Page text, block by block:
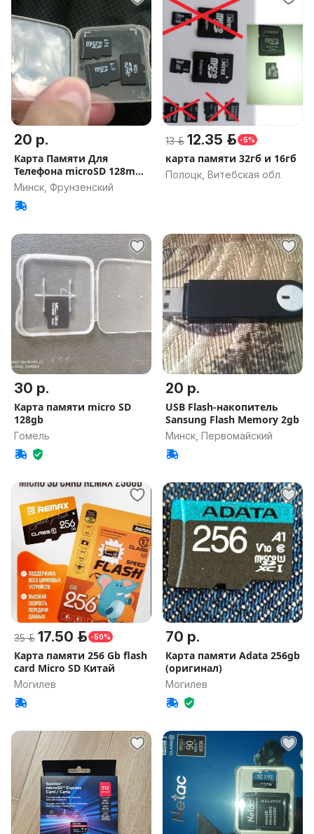
20 р.
Карта Памяти Для
Телефона microSD 128mb
1 Gb 2 Gb
Минск, Фрунзенский
13 р. 12.35 р. -5%
карта памяти 32гб и 16гб
Полоцк, Витебская обл.
30 р.
Карта памяти micro SD
128gb
Гомель
20 р.
USB Flash-накопитель
Sansung Flash Memory 2gb
Минск, Первомайский
35 р. 17.50 р. -50%
Карта памяти 256 Gb flash
card Micro SD Китай
Могилев
70 р.
Карта памяти Adata 256gb
(оригинал)
Могилев